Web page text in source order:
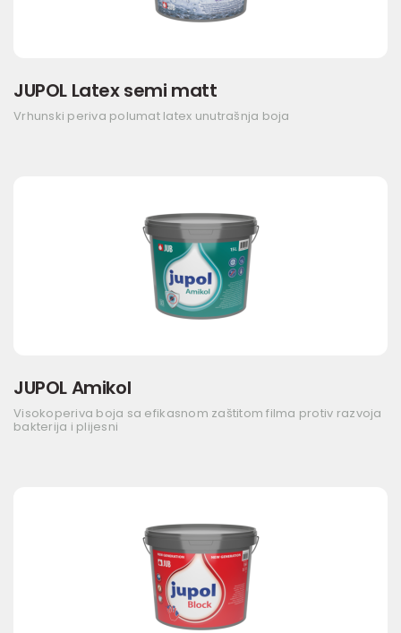
JUPOL Latex semi matt
Vrhunski periva polumat latex unutrašnja boja
JUPOL Amikol
Visokoperiva boja sa efikasnom zaštitom filma protiv razvoja
bakterija i plijesni